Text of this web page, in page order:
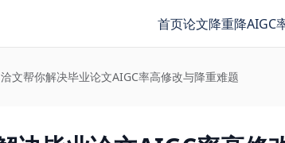
首页论文降重降AIGC
洽文帮你解决毕业论文AIGC率高修改与降重难题